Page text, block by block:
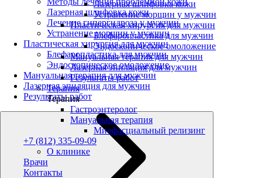
Лазерная шлифовка кожи
Лечение гипергидроза у мужчин
Устранение морщин у мужчин
Пластическая хирургия для мужчин
Блефаропластика для мужчин
Эндоскопическое омоложение
Мануальная терапия для мужчин
Лазерная эпиляция для мужчин
Результаты работ
Лазерная шлифовка кожи
Устранение морщин у мужчин
Пластическая хирургия для мужчин
Блефаропластика для мужчин
Эндоскопическое омоложение
Мануальная терапия для мужчин
Лазерная эпиляция для мужчин
Результаты работ
Терапия
Терапия
Гастроэнтеролог
Мануальная терапия
Миофасциальный релизинг
+7 (812) 335-09-09
О клинике
Врачи
Контакты